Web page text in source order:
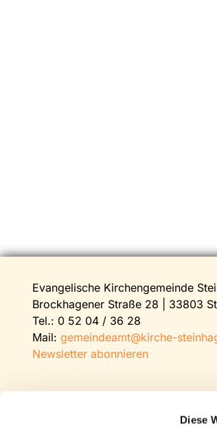
Diese
Evangelische Kirchengemeinde
Brockhagener Straße 28 | 33803
Tel.: 0 52 04 / 36 28
Mail: gemeindeamt@kirche-
Newsletter abonnieren